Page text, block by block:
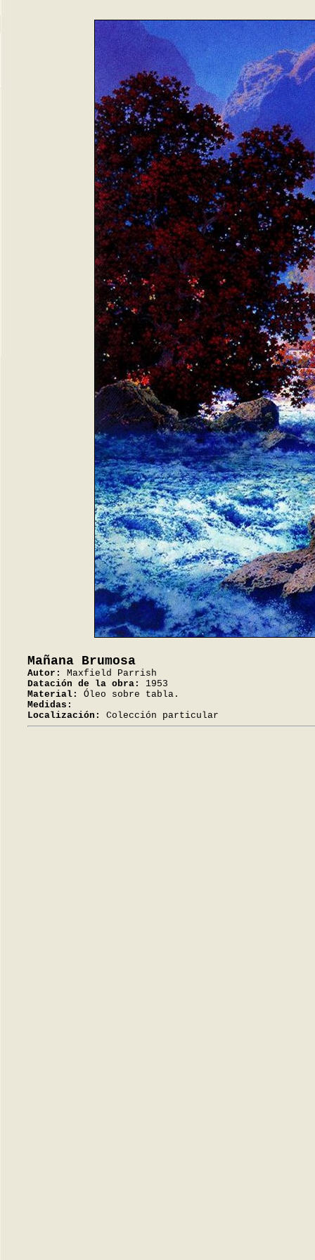
Mañana Brumosa
Autor:
Maxfield Parrish
Datación de la obra:
1953
Material:
Óleo sobre tabla.
Medidas:
Localización:
Colección particular